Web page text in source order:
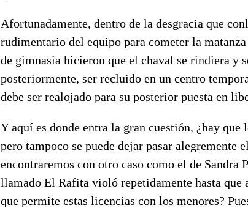
Afortunadamente, dentro de la desgracia que
rudimentario del equipo para cometer la
de gimnasia hicieron que el chaval se rindiera y
posteriormente, ser recluido en un centro
debe ser realojado para su posterior puesta en
Y aquí es donde entra la gran cuestión, ¿hay
pero tampoco se puede dejar pasar alegremente
encontraremos con otro caso como el de Sandra
llamado El Rafita violó repetidamente hasta que
que permite estas licencias con los menores?